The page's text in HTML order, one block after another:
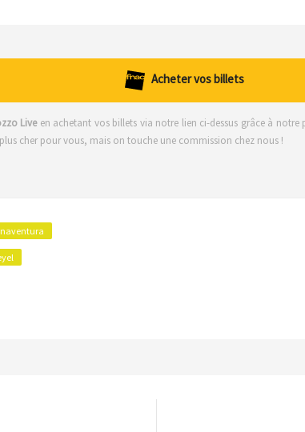
Acheter vos billets
Liveen achetant vos billets via notre lien ci-dessus grâce à notre
cher pour vous, mais on touche une commission chez nous !